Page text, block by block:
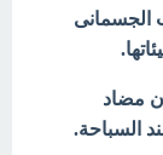
الجسمانى
مضاد
السباحة.